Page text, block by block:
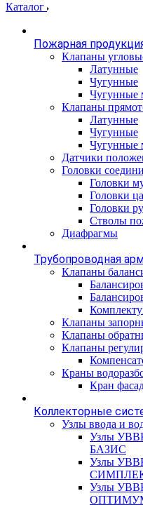
Каталог
Пожарная
Клапаны
Латунные
Чугунные
Чугунные
Клапаны
Латунные
Чугунные
Чугунные
Датчики
Головки
Головки
Головки
Головки
Стволы
Диафрагмы
Трубопроводная
Клапаны
Клапаны
Клапаны
Клапаны
Краны
Кран
Коллекторные
Узлы ввода и
Узлы
БАЗИС
Узлы
Узлы